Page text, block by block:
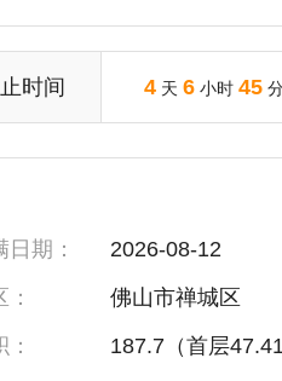
时间 4 天 6 小时 45
期：
2026-08-12
佛山市禅城区
187.7（首层